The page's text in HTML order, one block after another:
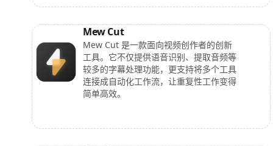
Mew Cut
Mew Cut 是一款面向视频创作者的创新
工具。它不仅提供语音识别、提取音频等
较多的字幕处理功能，更支持将多个工具
连接成自动化工作流，让重复性工作变得
简单高效。